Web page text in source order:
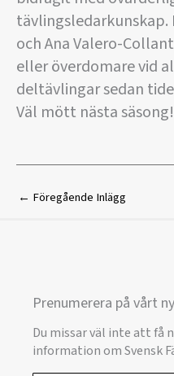
tävlingsledarkunskap.
och Ana Valero-
eller överdomare vid
deltävlingar sedan
Väl mött nästa säsong!
← Föregående Inlägg
Prenumerera på vårt
Du missar väl inte att få
information om Svensk